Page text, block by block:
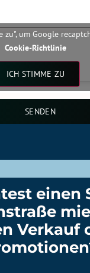
zu", um Google
Cookie-Richtlinie
ICH STIMME ZU
SENDEN
einen
Verkauf